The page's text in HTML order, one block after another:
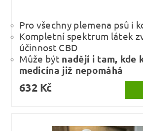
Pro všechny plemena psů i
Kompletní spektrum látek
účinnost CBD
Může být nadějí i tam, kde
medicína již nepomáhá
632 Kč